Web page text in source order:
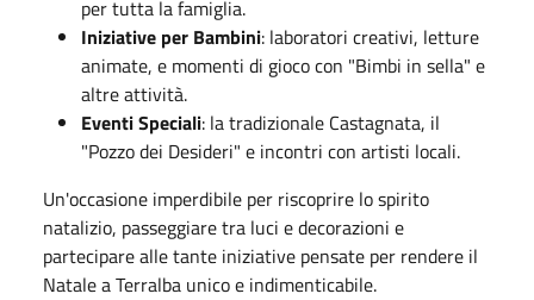
per tutta la famiglia.
Iniziative per Bambini: laboratori creativi, letture
animate, e momenti di gioco con "Bimbi in sella" e
altre attività.
Eventi Speciali: la tradizionale Castagnata, il
"Pozzo dei Desideri" e incontri con artisti locali.
Un'occasione imperdibile per riscoprire lo spirito
natalizio, passeggiare tra luci e decorazioni e
partecipare alle tante iniziative pensate per rendere il
Natale a Terralba unico e indimenticabile.